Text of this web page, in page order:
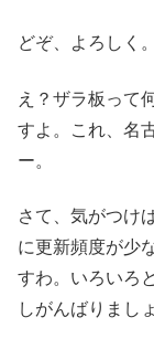
どぞ、よろしく。
え？ザラ板って
すよ。これ、名
ー。
さて、気がつけ
に更新頻度が少
すわ。いろいろ
しがんばりまし